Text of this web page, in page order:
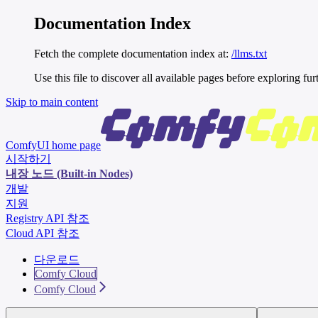
Documentation Index
Fetch the complete documentation index at: /llms.txt
Use this file to discover all available pages before exploring
Skip to main content
ComfyUI home page
시작하기
내장 노드 (Built-in Nodes)
개발
지원
Registry API 참조
Cloud API 참조
다운로드
Comfy Cloud
Comfy Cloud